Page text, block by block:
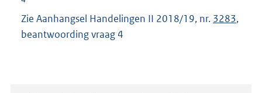
n
Zie Aanhangsel Handelingen II 2018/19, nr. 3283,
beantwoording vraag 4